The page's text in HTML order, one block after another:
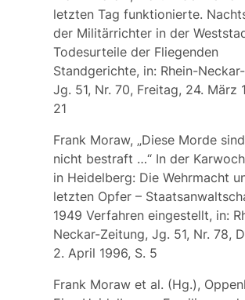
letzten Tag funktionierte.
der Militärrichter in der
Todesurteile der Fliegenden
Standgerichte, in: Rhein-
Jg. 51, Nr. 70, Freitag, 24. März
21
Frank Moraw, „Diese Morde
nicht bestraft …“ In der
in Heidelberg: Die Wehrmacht
letzten Opfer –
1949 Verfahren eingestellt, in:
Neckar-Zeitung, Jg. 51, Nr. 78,
2. April 1996, S. 5
Frank Moraw et al. (Hg.),